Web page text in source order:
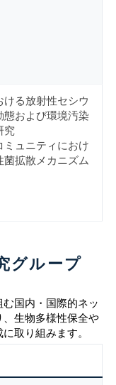
ける放射性セシウ
態および環境汚染
究
ミュニティにおけ
菌拡散メカニズム
グループ
国内・国際的ネッ
、生物多様性保全や
取り組みます。